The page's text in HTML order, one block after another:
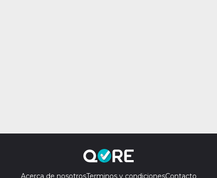
Acerca de nosotrosTerminos y condicionesContacto